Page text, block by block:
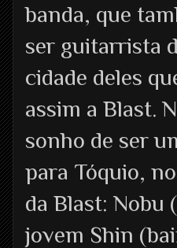
banda, que
ser guitarrista
cidade deles
assim a Blast.
sonho de ser
para Tóquio,
da Blast: Nobu
jovem Shin